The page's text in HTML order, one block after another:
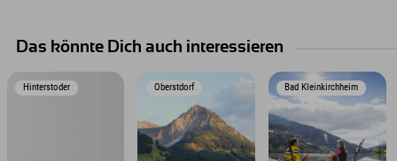
Das könnte Dich auch interessieren
Hinterstoder Oberstdorf Bad Kleinkirchheim